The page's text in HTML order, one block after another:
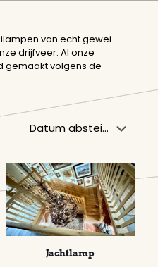
van echt gewei.
drijfveer. Al onze
gemaakt volgens de
Jachtlamp